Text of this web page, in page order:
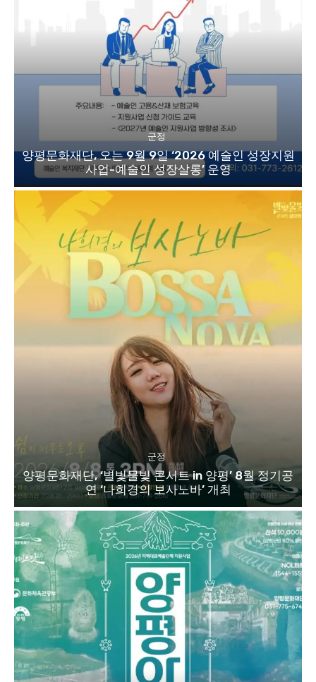
군정
양평문화재단, 오는 9월 9일 ‘2026 예술인 성장지원
사업-예술인 성장살롱’ 운영
군정
양평문화재단, ‘별빛물빛 콘서트 in 양평’ 8월 정기공
연 ‘나희경의 보사노바’ 개최